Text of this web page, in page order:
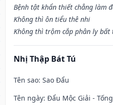
Bệnh tật khẩn thiết chẳng làm
Không thì ôn tiểu thê nhi
Không thì trộm cắp phân ly bất
Nhị Thập Bát Tú
Tên sao: Sao Đẩu
Tên ngày: Đẩu Mộc Giải -